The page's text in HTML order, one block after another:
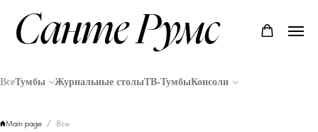
Санте Румс
ВсеТумбы Журнальные столыТВ-ТумбыКонсоли
Main page Все